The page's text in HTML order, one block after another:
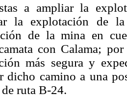
a ampliar la
la explotación de
de la mina en
con Calama;
más segura y
dicho camino a una
ruta B-24.